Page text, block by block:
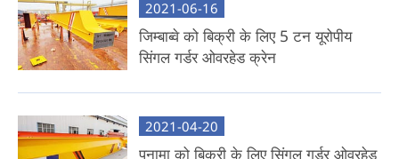
2021-06-16
जिम्बाब्वे को बिक्री के लिए 5 टन यूरोपीय
सिंगल गर्डर ओवरहेड क्रेन
2021-04-20
पनामा को बिक्री के लिए सिंगल गर्डर ओवरहेड